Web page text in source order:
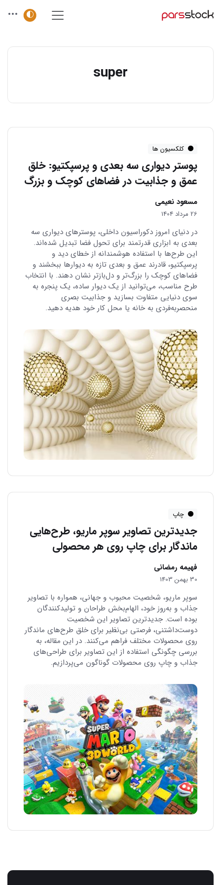
super
کلکسیون ها
پوستر دیواری سه بعدی و پرسپکتیو: خلق
عمق و جذابیت در فضاهای کوچک و بزرگ
مسعود نعیمی
26 مرداد 1404
در دنیای امروز دکوراسیون داخلی، پوسترهای دیواری سه
بعدی به ابزاری قدرتمند برای تحول فضا تبدیل شده‌اند.
این طرح‌ها با استفاده هوشمندانه از خطای دید و
پرسپکتیو، قادرند عمق و بعدی تازه به دیوارها ببخشند و
فضاهای کوچک را بزرگ‌تر و دل‌بازتر نشان دهند. با انتخاب
طرح مناسب، می‌توانید از یک دیوار ساده، یک پنجره به
سوی دنیایی متفاوت بسازید و جذابیت بصری
منحصربه‌فردی به خانه یا محل کار خود هدیه دهید.
چاپ
جدیدترین تصاویر سوپر ماریو، طرح‌هایی
ماندگار برای چاپ روی هر محصولی
فهیمه رمضانی
30 بهمن 1403
سوپر ماریو، شخصیت محبوب و جهانی، همواره با تصاویر
جذاب و به‌روز خود، الهام‌بخش طراحان و تولیدکنندگان
بوده است. جدیدترین تصاویر این شخصیت
دوست‌داشتنی، فرصتی بی‌نظیر برای خلق طرح‌های ماندگار
روی محصولات مختلف فراهم می‌کنند. در این مقاله، به
بررسی چگونگی استفاده از این تصاویر برای طراحی‌های
جذاب و چاپ روی محصولات گوناگون می‌پردازیم.